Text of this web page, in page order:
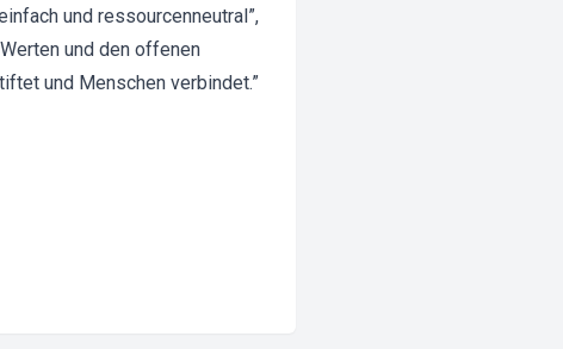
und ressourcenneutral”,
und den offenen
und Menschen verbindet.”